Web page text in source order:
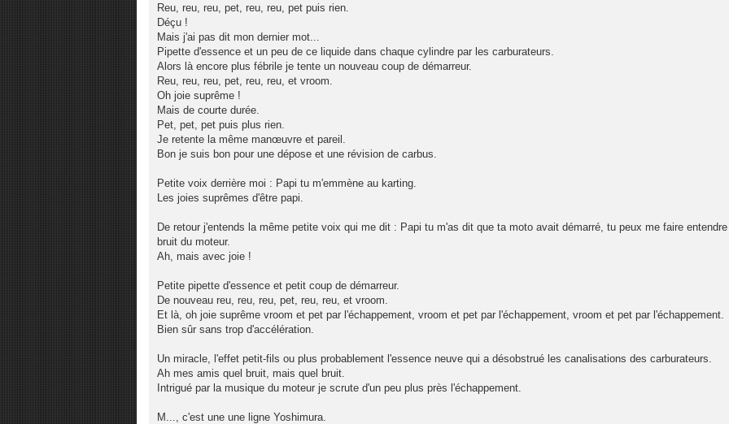
Reu, reu, reu, pet, reu, reu, pet puis rien.
Déçu !
Mais j'ai pas dit mon dernier mot...
Pipette d'essence et un peu de ce liquide dans chaque cylindre par les carburateurs.
Alors là encore plus fébrile je tente un nouveau coup de démarreur.
Reu, reu, reu, pet, reu, reu, et vroom.
Oh joie suprême !
Mais de courte durée.
Pet, pet, pet puis plus rien.
Je retente la même manœuvre et pareil.
Bon je suis bon pour une dépose et une révision de carbus.
Petite voix derrière moi : Papi tu m'emmène au karting.
Les joies suprêmes d'être papi.
De retour j'entends la même petite voix qui me dit : Papi tu m'as dit que ta moto avait démarré, tu peux me faire
bruit du moteur.
Ah, mais avec joie !
Petite pipette d'essence et petit coup de démarreur.
De nouveau reu, reu, reu, pet, reu, reu, et vroom.
Et là, oh joie suprême vroom et pet par l'échappement, vroom et pet par l'échappement, vroom et pet par l'échappement.
Bien sûr sans trop d'accélération.
Un miracle, l'effet petit-fils ou plus probablement l'essence neuve qui a désobstrué les canalisations des carburateurs.
Ah mes amis quel bruit, mais quel bruit.
Intrigué par la musique du moteur je scrute d'un peu plus près l'échappement.
M..., c'est une une ligne Yoshimura.